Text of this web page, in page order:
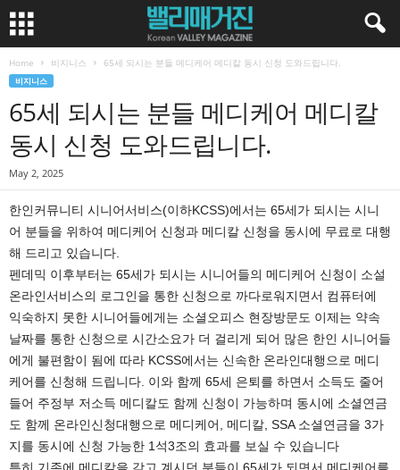
Home 비지니스 65세 되시는 분들 메디케어 메디칼 동시 신청 도와드립니다.
비지니스
65세 되시는 분들 메디케어 메디칼
동시 신청 도와드립니다.
May 2, 2025
한인커뮤니티 시니어서비스(이하KCSS)에서는 65세가 되시는 시니
어 분들을 위하여 메디케어 신청과 메디칼 신청을 동시에 무료로 대행
해 드리고 있습니다.
펜데믹 이후부터는 65세가 되시는 시니어들의 메디케어 신청이 소설
온라인서비스의 로그인을 통한 신청으로 까다로워지면서 컴퓨터에
익숙하지 못한 시니어들에게는 소셜오피스 현장방문도 이제는 약속
날짜를 통한 신청으로 시간소요가 더 걸리게 되어 많은 한인 시니어들
에게 불편함이 됨에 따라 KCSS에서는 신속한 온라인대행으로 메디
케어를 신청해 드립니다. 이와 함께 65세 은퇴를 하면서 소득도 줄어
들어 주정부 저소득 메디칼도 함께 신청이 가능하며 동시에 소셜연금
도 함께 온라인신청대행으로 메디케어, 메디칼, SSA 소셜연금을 3가
지를 동시에 신청 가능한 1석3조의 효과를 보실 수 있습니다